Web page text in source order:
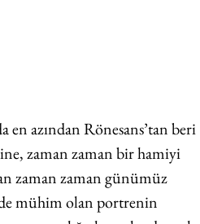
en azından Rönesans’tan beri
zaman zaman bir hamiyi
zaman zaman günümüz
mühim olan portrenin